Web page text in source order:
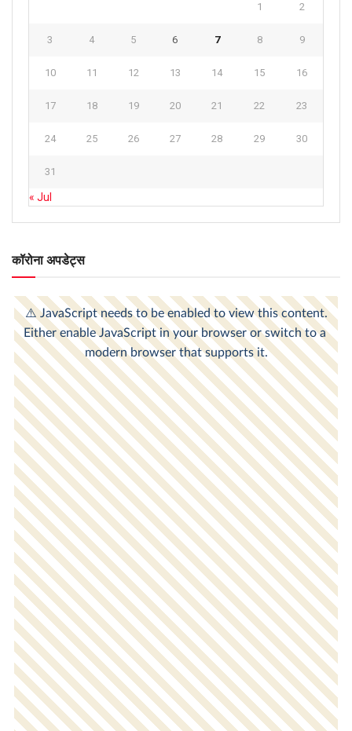
1 2
3 4 5 6 7 8 9
10 11 12 13 14 15 16
17 18 19 20 21 22 23
24 25 26 27 28 29 30
31
« Jul
कॉरोना अपडेट्स